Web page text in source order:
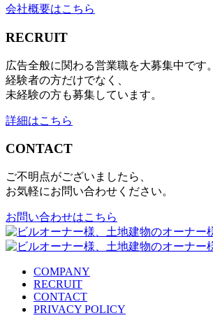
会社概要はこちら
RECRUIT
広告全般に関わる営業職を大募集中です。
経験者の方だけでなく、
未経験の方も募集しています。
詳細はこちら
CONTACT
ご不明点がございましたら、
お気軽にお問い合わせください。
お問い合わせはこちら
COMPANY
RECRUIT
CONTACT
PRIVACY POLICY